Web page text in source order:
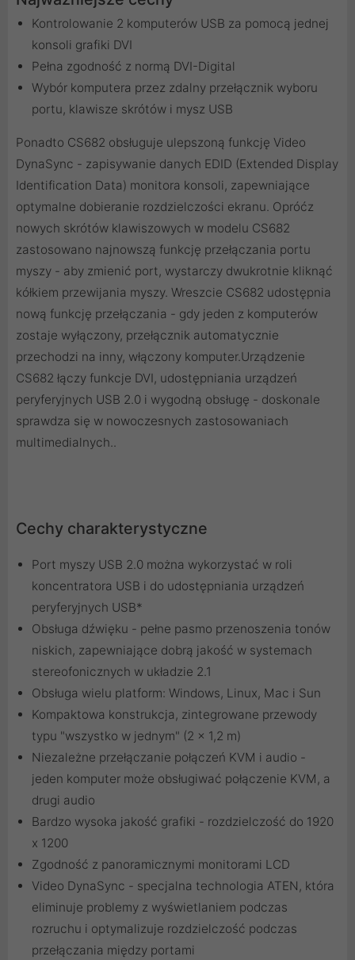
Kontrolowanie 2 komputerów USB za pomocą jednej
konsoli grafiki DVI
Pełna zgodność z normą DVI-Digital
Wybór komputera przez zdalny przełącznik wyboru
portu, klawisze skrótów i mysz USB
Ponadto CS682 obsługuje ulepszoną funkcję Video
DynaSync - zapisywanie danych EDID (Extended Display
Identification Data) monitora konsoli, zapewniające
optymalne dobieranie rozdzielczości ekranu. Opróćz
nowych skrótów klawiszowych w modelu CS682
zastosowano najnowszą funkcję przełączania portu
myszy - aby zmienić port, wystarczy dwukrotnie kliknąć
kółkiem przewijania myszy. Wreszcie CS682 udostępnia
nową funkcję przełączania - gdy jeden z komputerów
zostaje wyłączony, przełącznik automatycznie
przechodzi na inny, włączony komputer.Urządzenie
CS682 łączy funkcje DVI, udostępniania urządzeń
peryferyjnych USB 2.0 i wygodną obsługę - doskonale
sprawdza się w nowoczesnych zastosowaniach
multimedialnych..
Cechy charakterystyczne
Port myszy USB 2.0 można wykorzystać w roli
koncentratora USB i do udostępniania urządzeń
peryferyjnych USB*
Obsługa dźwięku - pełne pasmo przenoszenia tonów
niskich, zapewniające dobrą jakość w systemach
stereofonicznych w układzie 2.1
Obsługa wielu platform: Windows, Linux, Mac i Sun
Kompaktowa konstrukcja, zintegrowane przewody
typu "wszystko w jednym" (2 x 1,2 m)
Niezależne przełączanie połączeń KVM i audio -
jeden komputer może obsługiwać połączenie KVM, a
drugi audio
Bardzo wysoka jakość grafiki - rozdzielczość do 1920
x 1200
Zgodność z panoramicznymi monitorami LCD
Video DynaSync - specjalna technologia ATEN, która
eliminuje problemy z wyświetlaniem podczas
rozruchu i optymalizuje rozdzielczość podczas
przełączania między portami